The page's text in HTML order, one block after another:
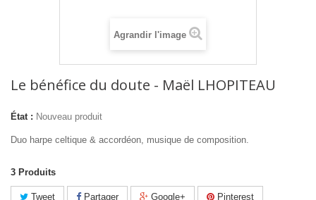
Agrandir l'image
Le bénéfice du doute - Maël LHOPITEAU
État : Nouveau produit
Duo harpe celtique & accordéon, musique de composition.
3 Produits
Tweet Partager Google+ Pinterest